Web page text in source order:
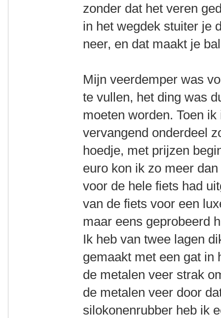
zonder dat het veren
in het wegdek stuiter je
neer, en dat maakt je
Mijn veerdemper was
te vullen, het ding was
moeten worden. Toen
vervangend onderdeel
hoedje, met prijzen
euro kon ik zo meer
voor de hele fiets had
van de fiets voor een
maar eens geprobeerd
Ik heb van twee lagen
gemaakt met een gat in
de metalen veer strak
de metalen veer door
silokonenrubber heb ik